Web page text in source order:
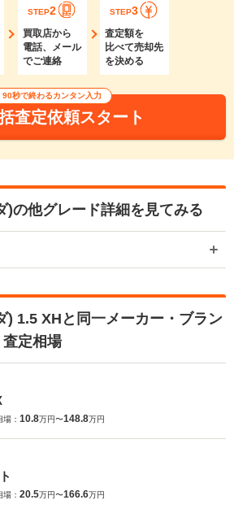
STEP2
買取店から
電話、メール
でご連絡
STEP3
査定額を
比べて売却先
を決める
90秒で終わるカンタン入力
査定依頼スタート
)の他グレード詳細を見てみる
) 1.5 XHと同一メーカー・ブラン
査定相場
： 10.8万円〜148.8万円
： 20.5万円〜166.6万円